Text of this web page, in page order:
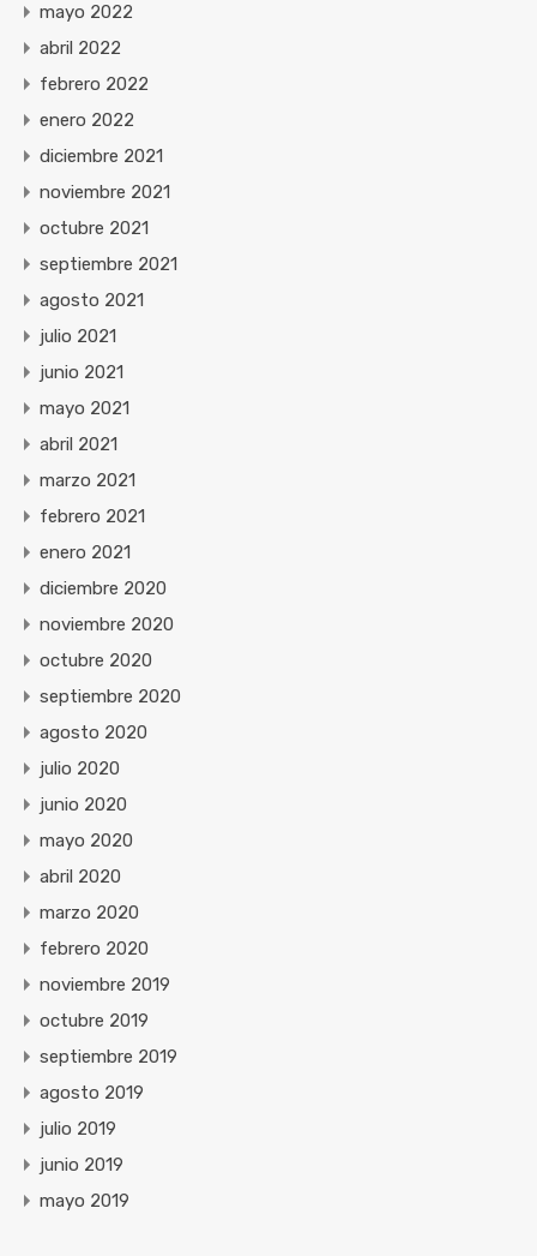
mayo 2022
abril 2022
febrero 2022
enero 2022
diciembre 2021
noviembre 2021
octubre 2021
septiembre 2021
agosto 2021
julio 2021
junio 2021
mayo 2021
abril 2021
marzo 2021
febrero 2021
enero 2021
diciembre 2020
noviembre 2020
octubre 2020
septiembre 2020
agosto 2020
julio 2020
junio 2020
mayo 2020
abril 2020
marzo 2020
febrero 2020
noviembre 2019
octubre 2019
septiembre 2019
agosto 2019
julio 2019
junio 2019
mayo 2019